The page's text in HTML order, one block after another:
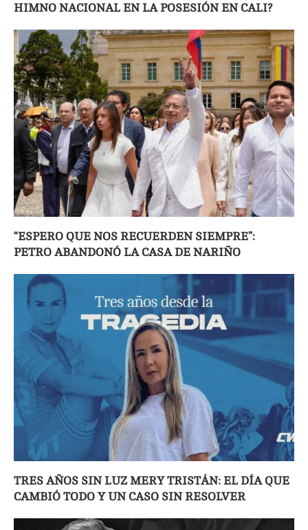
HIMNO NACIONAL EN LA POSESIÓN EN CALI?
“ESPERO QUE NOS RECUERDEN SIEMPRE”:
PETRO ABANDONÓ LA CASA DE NARIÑO
TRES AÑOS SIN LUZ MERY TRISTÁN: EL DÍA QUE
CAMBIÓ TODO Y UN CASO SIN RESOLVER